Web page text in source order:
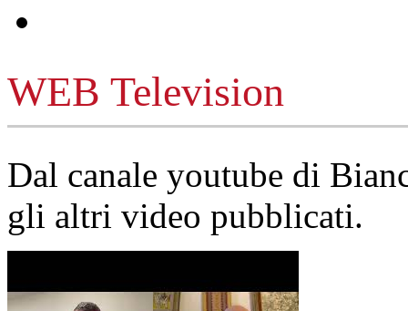
WEB Television
Dal canale youtube di
gli altri video pubblicati.